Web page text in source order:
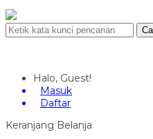
Halo, Guest!
Masuk
Daftar
Keranjang Belanja